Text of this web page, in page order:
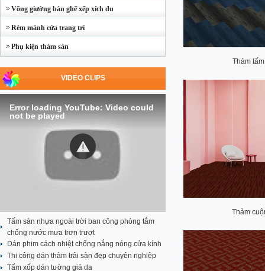
Võng giường bàn ghế xếp xích đu
Rèm mành cửa trang trí
Phụ kiện thảm sàn
VIDEO CLIPS
Error loading YouTube: Video could
not be played
Tấm sàn nhựa ngoài trời ban công phòng tắm
chống nước mưa trơn trượt
Dán phim cách nhiệt chống nắng nóng cửa kính
Thi công dán thảm trải sàn đẹp chuyên nghiệp
Tấm xốp dán tường giả da
Thảm
Thảm